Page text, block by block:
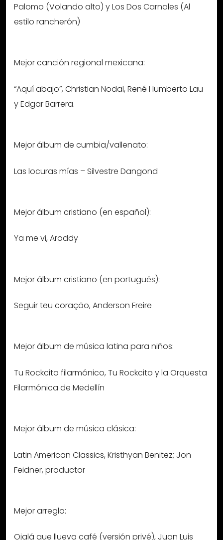
Palomo (Volando alto) y Los Dos Carnales (Al
estilo rancherón)
Mejor canción regional mexicana:
“Aquí abajo”, Christian Nodal, René Humberto Lau
y Edgar Barrera.
Mejor álbum de cumbia/vallenato:
Las locuras mías – Silvestre Dangond
Mejor álbum cristiano (en español):
Ya me vi, Aroddy
Mejor álbum cristiano (en portugués):
Seguir teu coração, Anderson Freire
Mejor álbum de música latina para niños:
Tu Rockcito filarmónico, Tu Rockcito y la Orquesta
Filarmónica de Medellín
Mejor álbum de música clásica:
Latin American Classics, Kristhyan Benitez; Jon
Feidner, productor
Mejor arreglo:
Ojalá que llueva café (versión privé), Juan Luis